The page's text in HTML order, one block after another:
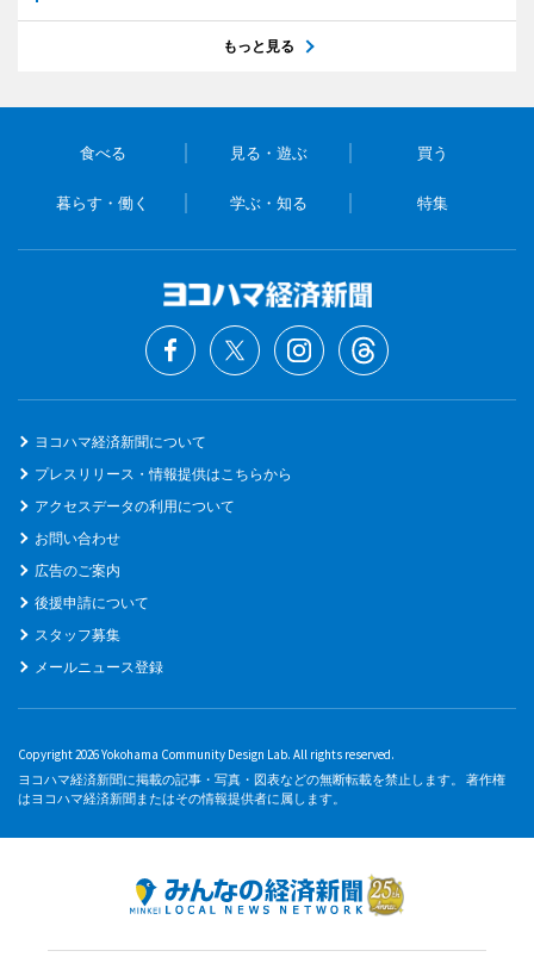
もっと見る
食べる 見る・遊ぶ 買う
暮らす・働く 学ぶ・知る 特集
ヨコハマ経済新聞について
プレスリリース・情報提供はこちらから
アクセスデータの利用について
お問い合わせ
広告のご案内
後援申請について
スタッフ募集
メールニュース登録
Copyright 2026 Yokohama Community Design Lab. All rights reserved.
ヨコハマ経済新聞に掲載の記事・写真・図表などの無断転載を禁止します。 著作権
はヨコハマ経済新聞またはその情報提供者に属します。